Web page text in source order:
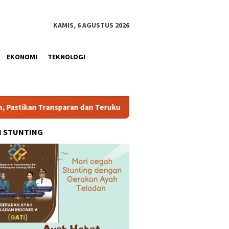
KAMIS, 6 AGUSTUS 2026
EKONOMI TEKNOLOGI
dan Terukur Satreskrim Polres Batu Bara
STUNTING